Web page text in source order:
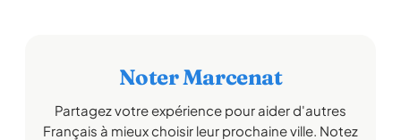
Noter Marcenat
Partagez votre expérience pour aider d'autres
Français à mieux choisir leur prochaine ville. Notez